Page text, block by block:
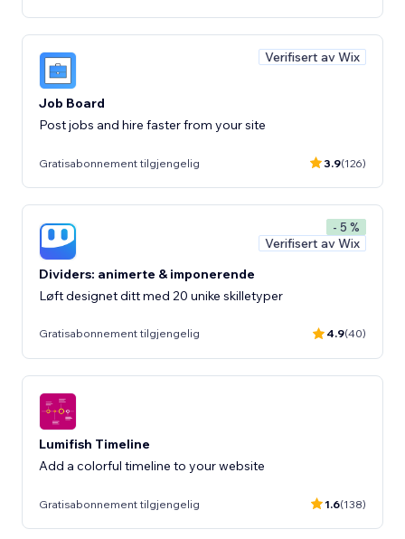
Verifisert av Wix
Job Board
Post jobs and hire faster from your site
Gratisabonnement tilgjengelig 3.9(126)
- 5 %
Verifisert av Wix
Dividers: animerte & imponerende
Løft designet ditt med 20 unike skilletyper
Gratisabonnement tilgjengelig 4.9(40)
Lumifish Timeline
Add a colorful timeline to your website
Gratisabonnement tilgjengelig 1.6(138)